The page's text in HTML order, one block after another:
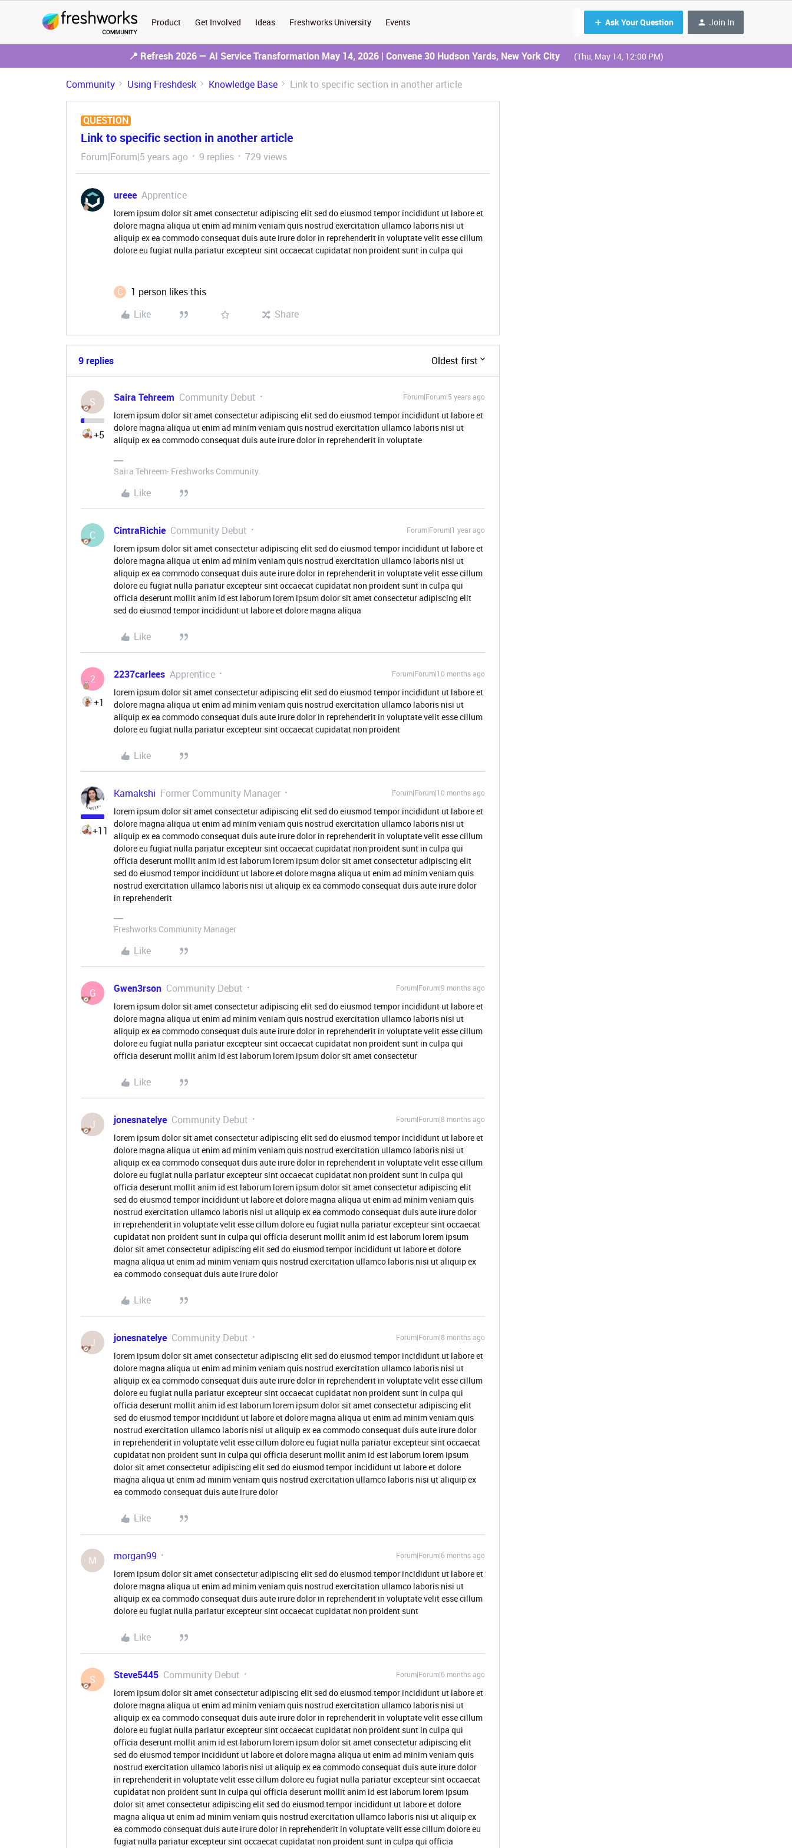
Product Get Involved Ideas Freshworks University Events Ask Your Question Join In
📍 Refresh 2026 — AI Service Transformation May 14, 2026 | Convene 30 Hudson Yards, New York City (Thu, May 14, 12:00 PM)
Community Using Freshdesk Knowledge Base Link to specific section in another article
QUESTION
Link to specific section in another article
Forum|Forum|5 years ago 9 replies 729 views
ureee Apprentice
lorem ipsum dolor sit amet consectetur adipiscing elit sed do eiusmod tempor incididunt ut labore et
dolore magna aliqua ut enim ad minim veniam quis nostrud exercitation ullamco laboris nisi ut
aliquip ex ea commodo consequat duis aute irure dolor in reprehenderit in voluptate velit esse cillum
dolore eu fugiat nulla pariatur excepteur sint occaecat cupidatat non proident sunt in culpa qui
C
1 person likes this
Like
Share
9 replies Oldest first
S
+5
Saira Tehreem Community Debut Forum|Forum|5 years ago
lorem ipsum dolor sit amet consectetur adipiscing elit sed do eiusmod tempor incididunt ut labore et
dolore magna aliqua ut enim ad minim veniam quis nostrud exercitation ullamco laboris nisi ut
aliquip ex ea commodo consequat duis aute irure dolor in reprehenderit in voluptate
Saira Tehreem- Freshworks Community.
Like
C CintraRichie Community Debut Forum|Forum|1 year ago
lorem ipsum dolor sit amet consectetur adipiscing elit sed do eiusmod tempor incididunt ut labore et
dolore magna aliqua ut enim ad minim veniam quis nostrud exercitation ullamco laboris nisi ut
aliquip ex ea commodo consequat duis aute irure dolor in reprehenderit in voluptate velit esse cillum
dolore eu fugiat nulla pariatur excepteur sint occaecat cupidatat non proident sunt in culpa qui
officia deserunt mollit anim id est laborum lorem ipsum dolor sit amet consectetur adipiscing elit
sed do eiusmod tempor incididunt ut labore et dolore magna aliqua
Like
2
+1
2237carlees Apprentice Forum|Forum|10 months ago
lorem ipsum dolor sit amet consectetur adipiscing elit sed do eiusmod tempor incididunt ut labore et
dolore magna aliqua ut enim ad minim veniam quis nostrud exercitation ullamco laboris nisi ut
aliquip ex ea commodo consequat duis aute irure dolor in reprehenderit in voluptate velit esse cillum
dolore eu fugiat nulla pariatur excepteur sint occaecat cupidatat non proident
Like
+11
Kamakshi Former Community Manager Forum|Forum|10 months ago
lorem ipsum dolor sit amet consectetur adipiscing elit sed do eiusmod tempor incididunt ut labore et
dolore magna aliqua ut enim ad minim veniam quis nostrud exercitation ullamco laboris nisi ut
aliquip ex ea commodo consequat duis aute irure dolor in reprehenderit in voluptate velit esse cillum
dolore eu fugiat nulla pariatur excepteur sint occaecat cupidatat non proident sunt in culpa qui
officia deserunt mollit anim id est laborum lorem ipsum dolor sit amet consectetur adipiscing elit
sed do eiusmod tempor incididunt ut labore et dolore magna aliqua ut enim ad minim veniam quis
nostrud exercitation ullamco laboris nisi ut aliquip ex ea commodo consequat duis aute irure dolor
in reprehenderit
Freshworks Community Manager
Like
G Gwen3rson Community Debut Forum|Forum|9 months ago
lorem ipsum dolor sit amet consectetur adipiscing elit sed do eiusmod tempor incididunt ut labore et
dolore magna aliqua ut enim ad minim veniam quis nostrud exercitation ullamco laboris nisi ut
aliquip ex ea commodo consequat duis aute irure dolor in reprehenderit in voluptate velit esse cillum
dolore eu fugiat nulla pariatur excepteur sint occaecat cupidatat non proident sunt in culpa qui
officia deserunt mollit anim id est laborum lorem ipsum dolor sit amet consectetur
Like
J jonesnatelye Community Debut Forum|Forum|8 months ago
lorem ipsum dolor sit amet consectetur adipiscing elit sed do eiusmod tempor incididunt ut labore et
dolore magna aliqua ut enim ad minim veniam quis nostrud exercitation ullamco laboris nisi ut
aliquip ex ea commodo consequat duis aute irure dolor in reprehenderit in voluptate velit esse cillum
dolore eu fugiat nulla pariatur excepteur sint occaecat cupidatat non proident sunt in culpa qui
officia deserunt mollit anim id est laborum lorem ipsum dolor sit amet consectetur adipiscing elit
sed do eiusmod tempor incididunt ut labore et dolore magna aliqua ut enim ad minim veniam quis
nostrud exercitation ullamco laboris nisi ut aliquip ex ea commodo consequat duis aute irure dolor
in reprehenderit in voluptate velit esse cillum dolore eu fugiat nulla pariatur excepteur sint occaecat
cupidatat non proident sunt in culpa qui officia deserunt mollit anim id est laborum lorem ipsum
dolor sit amet consectetur adipiscing elit sed do eiusmod tempor incididunt ut labore et dolore
magna aliqua ut enim ad minim veniam quis nostrud exercitation ullamco laboris nisi ut aliquip ex
ea commodo consequat duis aute irure dolor
Like
J jonesnatelye Community Debut Forum|Forum|8 months ago
lorem ipsum dolor sit amet consectetur adipiscing elit sed do eiusmod tempor incididunt ut labore et
dolore magna aliqua ut enim ad minim veniam quis nostrud exercitation ullamco laboris nisi ut
aliquip ex ea commodo consequat duis aute irure dolor in reprehenderit in voluptate velit esse cillum
dolore eu fugiat nulla pariatur excepteur sint occaecat cupidatat non proident sunt in culpa qui
officia deserunt mollit anim id est laborum lorem ipsum dolor sit amet consectetur adipiscing elit
sed do eiusmod tempor incididunt ut labore et dolore magna aliqua ut enim ad minim veniam quis
nostrud exercitation ullamco laboris nisi ut aliquip ex ea commodo consequat duis aute irure dolor
in reprehenderit in voluptate velit esse cillum dolore eu fugiat nulla pariatur excepteur sint occaecat
cupidatat non proident sunt in culpa qui officia deserunt mollit anim id est laborum lorem ipsum
dolor sit amet consectetur adipiscing elit sed do eiusmod tempor incididunt ut labore et dolore
magna aliqua ut enim ad minim veniam quis nostrud exercitation ullamco laboris nisi ut aliquip ex
ea commodo consequat duis aute irure dolor
Like
M morgan99 Forum|Forum|6 months ago
lorem ipsum dolor sit amet consectetur adipiscing elit sed do eiusmod tempor incididunt ut labore et
dolore magna aliqua ut enim ad minim veniam quis nostrud exercitation ullamco laboris nisi ut
aliquip ex ea commodo consequat duis aute irure dolor in reprehenderit in voluptate velit esse cillum
dolore eu fugiat nulla pariatur excepteur sint occaecat cupidatat non proident sunt
Like
S Steve5445 Community Debut Forum|Forum|6 months ago
lorem ipsum dolor sit amet consectetur adipiscing elit sed do eiusmod tempor incididunt ut labore et
dolore magna aliqua ut enim ad minim veniam quis nostrud exercitation ullamco laboris nisi ut
aliquip ex ea commodo consequat duis aute irure dolor in reprehenderit in voluptate velit esse cillum
dolore eu fugiat nulla pariatur excepteur sint occaecat cupidatat non proident sunt in culpa qui
officia deserunt mollit anim id est laborum lorem ipsum dolor sit amet consectetur adipiscing elit
sed do eiusmod tempor incididunt ut labore et dolore magna aliqua ut enim ad minim veniam quis
nostrud exercitation ullamco laboris nisi ut aliquip ex ea commodo consequat duis aute irure dolor
in reprehenderit in voluptate velit esse cillum dolore eu fugiat nulla pariatur excepteur sint occaecat
cupidatat non proident sunt in culpa qui officia deserunt mollit anim id est laborum lorem ipsum
dolor sit amet consectetur adipiscing elit sed do eiusmod tempor incididunt ut labore et dolore
magna aliqua ut enim ad minim veniam quis nostrud exercitation ullamco laboris nisi ut aliquip ex
ea commodo consequat duis aute irure dolor in reprehenderit in voluptate velit esse cillum dolore eu
fugiat nulla pariatur excepteur sint occaecat cupidatat non proident sunt in culpa qui officia